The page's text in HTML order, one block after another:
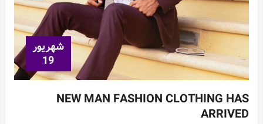
شهریور
19
NEW MAN FASHION CLOTHING HAS
ARRIVED